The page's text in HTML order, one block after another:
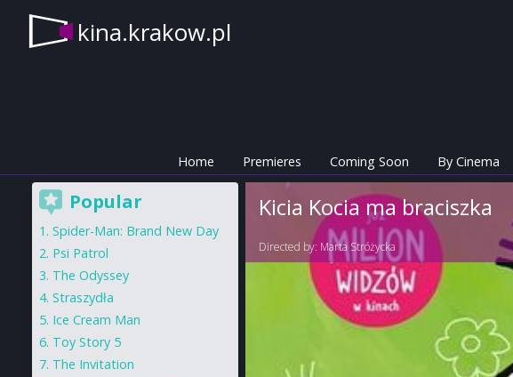
kina.krakow.pl
Home Premieres Coming Soon By Cinema
Kicia Kocia ma braciszka
Directed by: Marta Stróżycka
Popular
Spider-Man: Brand New Day
Psi Patrol
The Odyssey
Straszydła
Ice Cream Man
Toy Story 5
The Invitation